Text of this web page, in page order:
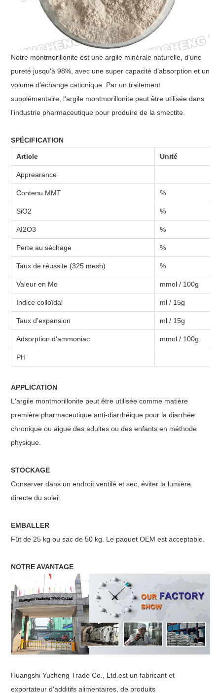
Notre montmorillonite est une argile minérale naturelle, d'une
pureté jusqu'à 98%, avec une super capacité d'absorption et un
volume d'échange cationique. Par un traitement
supplémentaire, l'argile montmorillonite peut être utilisée dans
l'industrie pharmaceutique pour produire de la smectite.
SPÉCIFICATION
Article Unité
Apprearance
Contenu MMT %
SiO2 %
AI2O3 %
Perte au séchage %
Taux de réussite (325 mesh) %
Valeur en Mo mmol / 100g
Indice colloïdal ml / 15g
Taux d'expansion ml / 15g
Adsorption d'ammoniac mmol / 100g
PH
APPLICATION
L'argile montmorillonite peut être utilisée comme matière
première pharmaceutique anti-diarrhéique pour la diarrhée
chronique ou aiguë des adultes ou des enfants en méthode
physique.
STOCKAGE
Conserver dans un endroit ventilé et sec, éviter la lumière
directe du soleil.
EMBALLER
Fût de 25 kg ou sac de 50 kg. Le paquet OEM est acceptable.
NOTRE AVANTAGE
Huangshi Yucheng Trade Co., Ltd.est un fabricant et
exportateur d'additifs alimentaires, de produits